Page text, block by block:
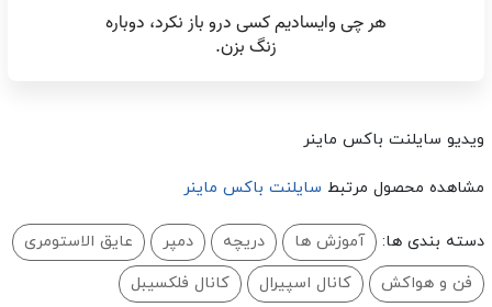
ویدیو سایلنت باکس ماینر
مشاهده محصول مرتبط سایلنت باکس ماینر
دسته بندی ها: آموزش ها دریچه دمپر
عایق الاستومری
فن و هواکش
کانال اسپیرال
کانال فلکسیبل